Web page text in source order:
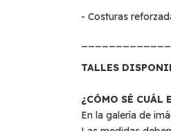
- Costuras
TALLES
¿CÓMO SÉ CUÁL
En la galería de